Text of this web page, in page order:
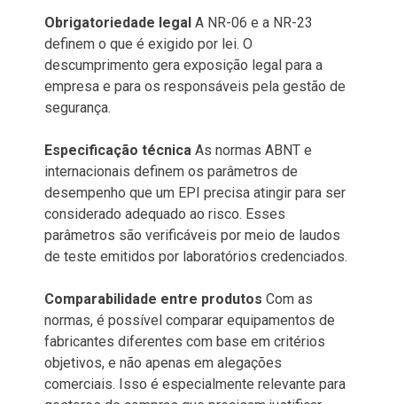
Obrigatoriedade legal A NR-06 e a NR-23
definem o que é exigido por lei. O
descumprimento gera exposição legal para a
empresa e para os responsáveis pela gestão de
segurança.
Especificação técnica As normas ABNT e
internacionais definem os parâmetros de
desempenho que um EPI precisa atingir para ser
considerado adequado ao risco. Esses
parâmetros são verificáveis por meio de laudos
de teste emitidos por laboratórios credenciados.
Comparabilidade entre produtos Com as
normas, é possível comparar equipamentos de
fabricantes diferentes com base em critérios
objetivos, e não apenas em alegações
comerciais. Isso é especialmente relevante para